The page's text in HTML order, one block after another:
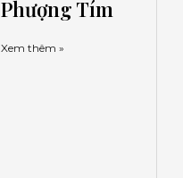
Phượng Tím
Xem thêm »